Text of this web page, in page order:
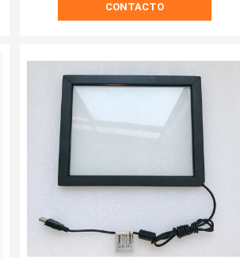
CONTACTO